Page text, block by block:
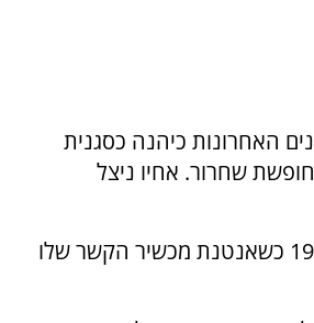
האחרונות כיהנה כסגנית
שחרור. אחיו ניצל
רב-טוראי יוסי חבה, דודו של נועם, נהרג בפעילות מבצעית בעזה ב-1989 כשאנטנת מכשיר הקשר שלו